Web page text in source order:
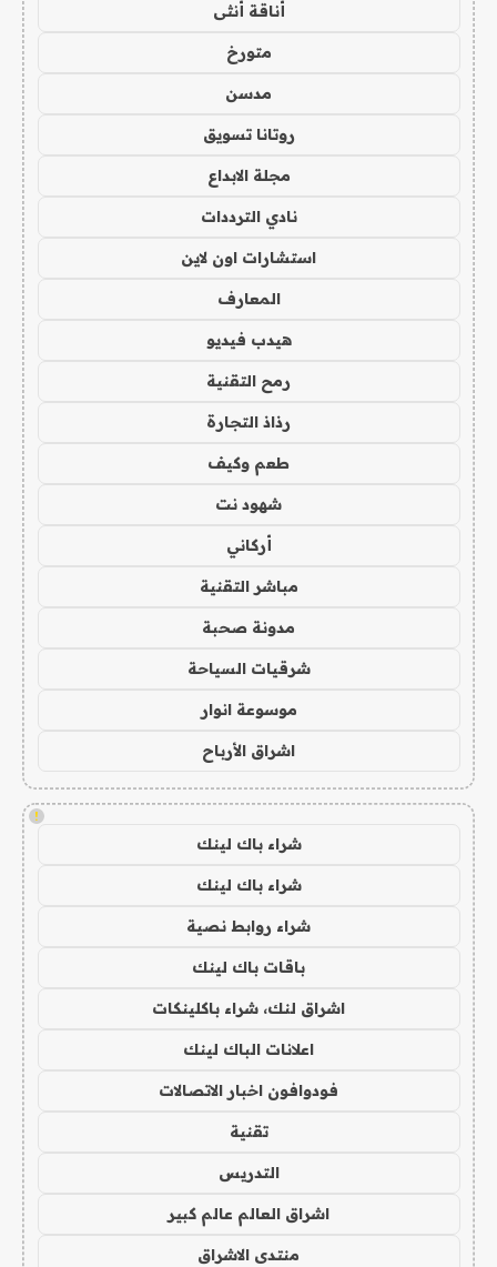
أناقة أنثى
متورخ
مدسن
روتانا تسويق
مجلة الابداع
نادي الترددات
استشارات اون لاين
المعارف
هيدب فيديو
رمح التقنية
رذاذ التجارة
طعم وكيف
شهود نت
أركاني
مباشر التقنية
مدونة صحبة
شرقيات السياحة
موسوعة انوار
اشراق الأرباح
!
شراء باك لينك
شراء باك لينك
شراء روابط نصية
باقات باك لينك
اشراق لنك، شراء باكلينكات
اعلانات الباك لينك
فودوافون اخبار الاتصالات
تقنية
التدريس
اشراق العالم عالم كبير
منتدى الاشراق